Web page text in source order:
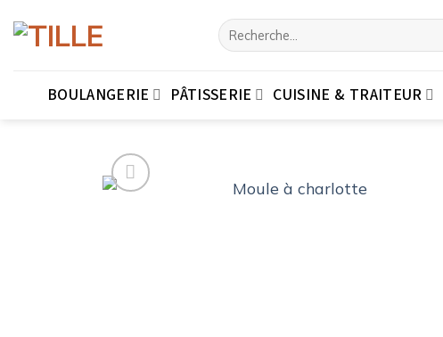
au
Recherche
pour :
BOULANGERIE PÂTISSERIE CUISINE & TRAITEUR